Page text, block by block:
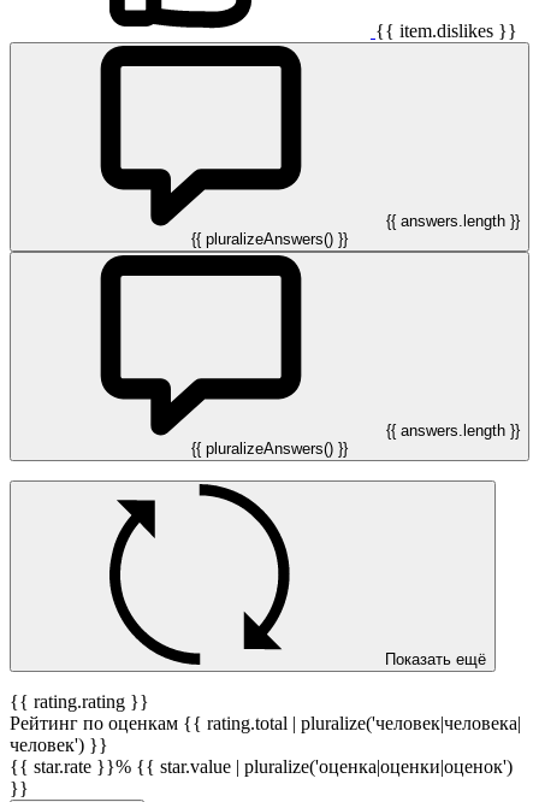
{{ item.dislikes }}
{{ answers.length }}
{{ pluralizeAnswers() }}
{{ answers.length }}
{{ pluralizeAnswers() }}
Показать ещё
{{ rating.rating }}
Рейтинг по оценкам {{ rating.total | pluralize('человек|человека|
человек') }}
{{ star.rate }}% {{ star.value | pluralize('оценка|оценки|оценок')
}}